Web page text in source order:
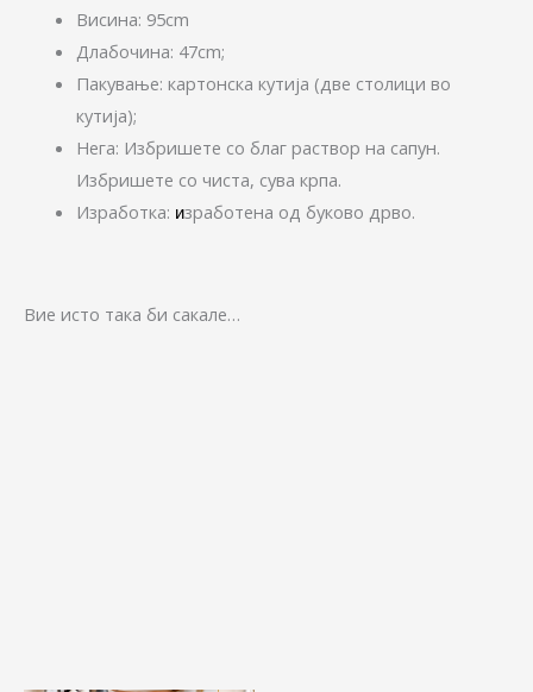
Висина: 95cm
Длабочина: 47cm;
Пакување: картонска кутија (две столици во
кутија);
Нега: Избришете со благ раствор на сапун.
Избришете со чиста, сува крпа.
Изработка: изработена од буково дрво.
Вие исто така би сакале…